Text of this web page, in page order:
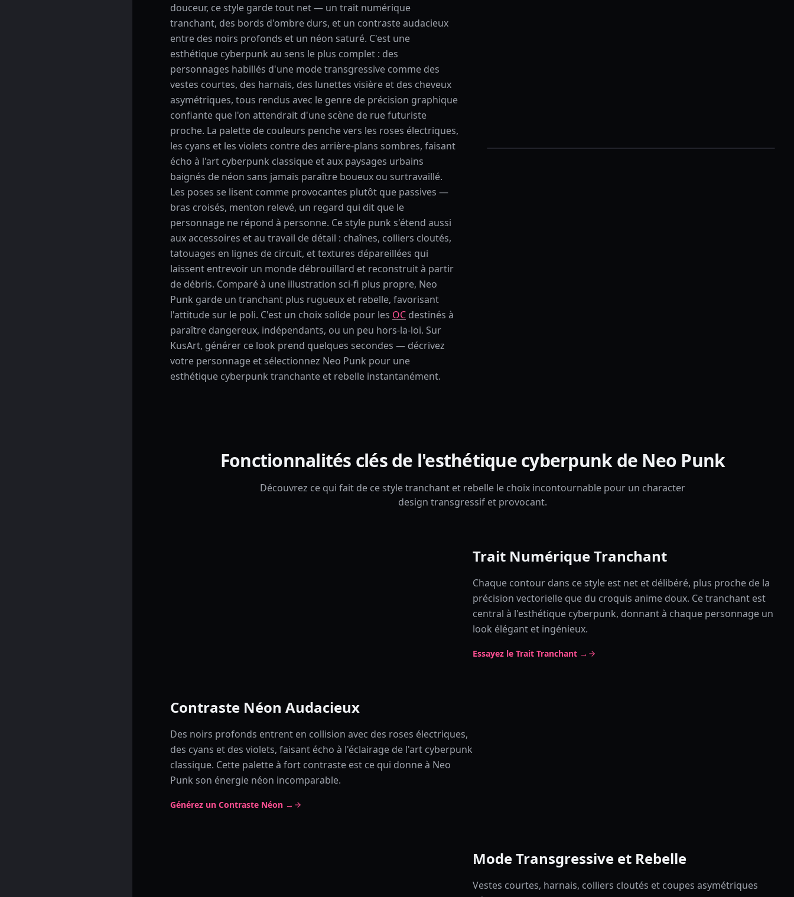
douceur, ce style garde tout net — un trait numérique
tranchant, des bords d'ombre durs, et un contraste audacieux
entre des noirs profonds et un néon saturé. C'est une
esthétique cyberpunk au sens le plus complet : des
personnages habillés d'une mode transgressive comme des
vestes courtes, des harnais, des lunettes visière et des cheveux
asymétriques, tous rendus avec le genre de précision graphique
confiante que l'on attendrait d'une scène de rue futuriste
proche. La palette de couleurs penche vers les roses électriques,
les cyans et les violets contre des arrière-plans sombres, faisant
écho à l'art cyberpunk classique et aux paysages urbains
baignés de néon sans jamais paraître boueux ou surtravaillé.
Les poses se lisent comme provocantes plutôt que passives —
bras croisés, menton relevé, un regard qui dit que le
personnage ne répond à personne. Ce style punk s'étend aussi
aux accessoires et au travail de détail : chaînes, colliers cloutés,
tatouages en lignes de circuit, et textures dépareillées qui
laissent entrevoir un monde débrouillard et reconstruit à partir
de débris. Comparé à une illustration sci-fi plus propre, Neo
Punk garde un tranchant plus rugueux et rebelle, favorisant
l'attitude sur le poli. C'est un choix solide pour les OC destinés à
paraître dangereux, indépendants, ou un peu hors-la-loi. Sur
KusArt, générer ce look prend quelques secondes — décrivez
votre personnage et sélectionnez Neo Punk pour une
esthétique cyberpunk tranchante et rebelle instantanément.
Fonctionnalités clés de l'esthétique cyberpunk de Neo Punk
Découvrez ce qui fait de ce style tranchant et rebelle le choix incontournable pour un character
design transgressif et provocant.
Trait Numérique Tranchant
Chaque contour dans ce style est net et délibéré, plus proche de la
précision vectorielle que du croquis anime doux. Ce tranchant est
central à l'esthétique cyberpunk, donnant à chaque personnage un
look élégant et ingénieux.
Essayez le Trait Tranchant →
Contraste Néon Audacieux
Des noirs profonds entrent en collision avec des roses électriques,
des cyans et des violets, faisant écho à l'éclairage de l'art cyberpunk
classique. Cette palette à fort contraste est ce qui donne à Neo
Punk son énergie néon incomparable.
Générez un Contraste Néon →
Mode Transgressive et Rebelle
Vestes courtes, harnais, colliers cloutés et coupes asymétriques